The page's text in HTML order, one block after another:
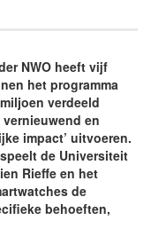
NWO heeft vijf
het programma
verdeeld
en
impact’ uitvoeren.
de Universiteit
Rieffe en het
de
behoeften,